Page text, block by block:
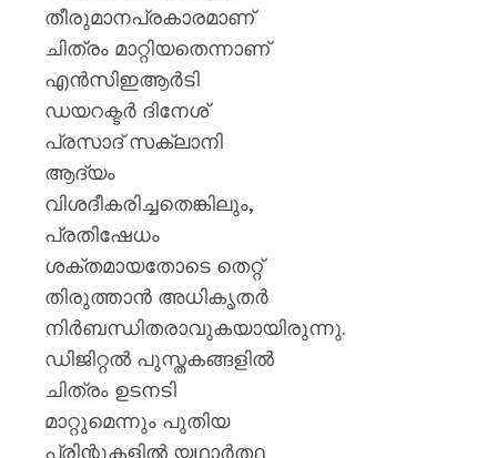
തീരുമാനപ്രകാരമാണ്
ചിത്രം മാറ്റിയതെന്നാണ്
എൻസിഇആർടി
ഡയറക്ടർ ദിനേശ്
പ്രസാദ് സക്‌ലാനി
ആദ്യം
വിശദീകരിച്ചതെങ്കിലും,
പ്രതിഷേധം
ശക്തമായതോടെ തെറ്റ്
തിരുത്താൻ അധികൃതർ
നിർബന്ധിതരാവുകയായിരുന്നു.
ഡിജിറ്റൽ പുസ്തകങ്ങളിൽ
ചിത്രം ഉടനടി
മാറ്റുമെന്നും പുതിയ
പ്രിന്റുകളിൽ യഥാർത്ഥ